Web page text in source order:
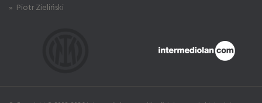
» Piotr Zieliński